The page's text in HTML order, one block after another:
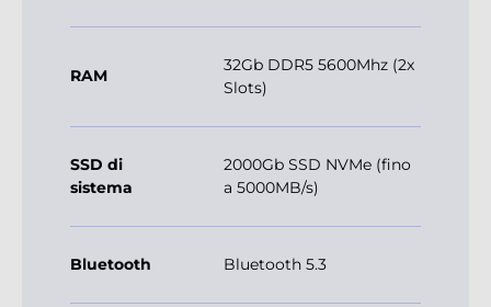
RAM
32Gb DDR5 5600Mhz (2x
Slots)
SSD di
sistema
2000Gb SSD NVMe (fino
a 5000MB/s)
Bluetooth Bluetooth 5.3